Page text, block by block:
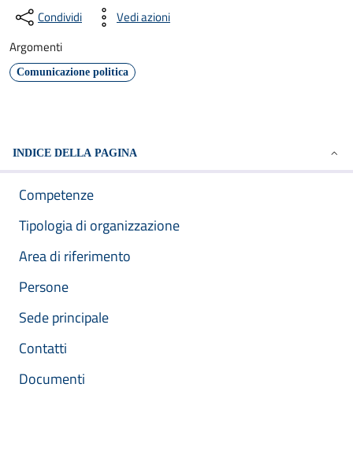
Condividi
Vedi azioni
Argomenti
Comunicazione politica
INDICE DELLA PAGINA
Competenze
Tipologia di organizzazione
Area di riferimento
Persone
Sede principale
Contatti
Documenti